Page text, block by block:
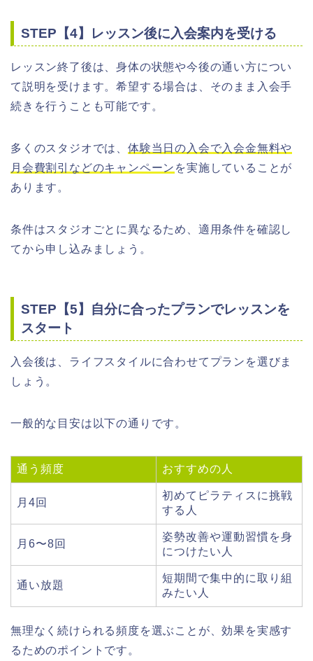
STEP【4】レッスン後に入会案内を受ける
レッスン終了後は、身体の状態や今後の通い方につい
て説明を受けます。希望する場合は、そのまま入会手
続きを行うことも可能です。
多くのスタジオでは、体験当日の入会で入会金無料や
月会費割引などのキャンペーン を実施していることが
あります。
条件はスタジオごとに異なるため、適用条件を確認し
てから申し込みましょう。
STEP【5】自分に合ったプランでレッスンを
スタート
入会後は、ライフスタイルに合わせてプランを選びま
しょう。
一般的な目安は以下の通りです。
通う頻度 おすすめの人
月4回
初めてピラティスに挑戦
する人
月6〜8回
姿勢改善や運動習慣を身
につけたい人
通い放題
短期間で集中的に取り組
みたい人
無理なく続けられる頻度を選ぶことが、効果を実感す
るためのポイントです。